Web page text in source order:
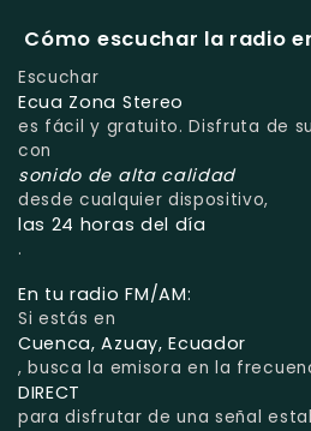
Cómo escuchar la radio
Escuchar
Ecua Zona Stereo
es fácil y gratuito. Disfruta de
con
sonido de alta calidad
desde cualquier dispositivo,
las 24 horas del día
.
En tu radio FM/AM:
Si estás en
Cuenca, Azuay, Ecuador
, busca la emisora en la
DIRECT
para disfrutar de una señal